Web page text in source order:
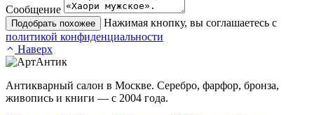
Сообщение
Подобрать похожее
Нажимая кнопку, вы соглашаетесь с
политикой конфиденциальности
Наверх
Антикварный салон в Москве. Серебро, фарфор, бронза,
живопись и книги — с 2004 года.